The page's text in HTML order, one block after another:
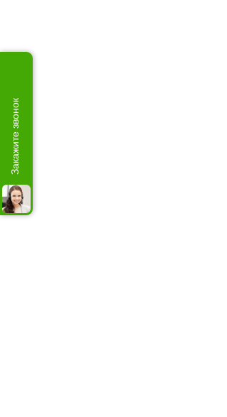
Закажите звонок